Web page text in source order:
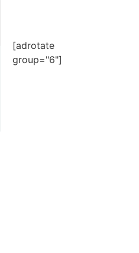
[adrotate
group="6"]